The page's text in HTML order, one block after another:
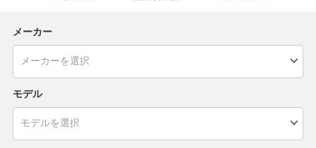
メーカー
モデル